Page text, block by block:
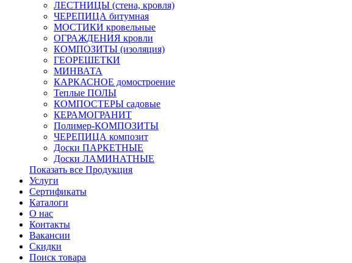
ЛЕСТНИЦЫ (стена, кровля)
ЧЕРЕПИЦА битумная
МОСТИКИ кровельные
ОГРАЖДЕНИЯ кровли
КОМПОЗИТЫ (изоляция)
ГЕОРЕШЕТКИ
МИНВАТА
КАРКАСНОЕ домостроение
Теплые ПОЛЫ
КОМПОСТЕРЫ садовые
КЕРАМОГРАНИТ
Полимер-КОМПОЗИТЫ
ЧЕРЕПИЦА композит
Доски ПАРКЕТНЫЕ
Доски ЛАМИНАТНЫЕ
Показать все Продукция
Услуги
Сертификаты
Каталоги
О нас
Контакты
Вакансии
Скидки
Поиск товара